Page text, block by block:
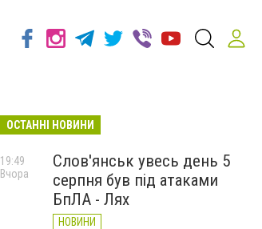
ОСТАННІ НОВИНИ
Слов'янськ увесь день 5
серпня був під атаками
БпЛА - Лях
НОВИНИ
19:49
Вчора